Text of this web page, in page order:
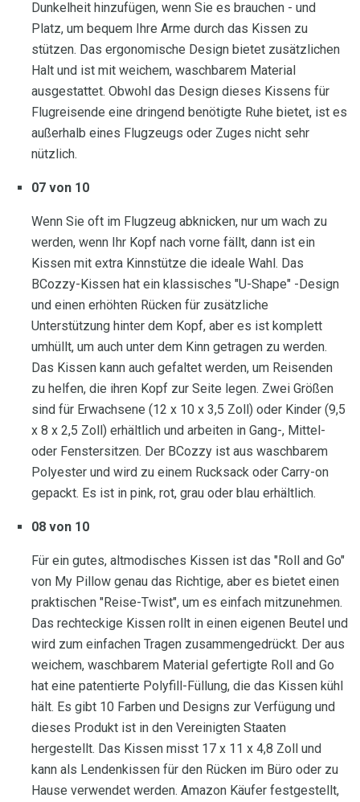
Dunkelheit hinzufügen, wenn Sie es brauchen - und
Platz, um bequem Ihre Arme durch das Kissen zu
stützen. Das ergonomische Design bietet zusätzlichen
Halt und ist mit weichem, waschbarem Material
ausgestattet. Obwohl das Design dieses Kissens für
Flugreisende eine dringend benötigte Ruhe bietet, ist es
außerhalb eines Flugzeugs oder Zuges nicht sehr
nützlich.
07 von 10
Wenn Sie oft im Flugzeug abknicken, nur um wach zu
werden, wenn Ihr Kopf nach vorne fällt, dann ist ein
Kissen mit extra Kinnstütze die ideale Wahl. Das
BCozzy-Kissen hat ein klassisches "U-Shape" -Design
und einen erhöhten Rücken für zusätzliche
Unterstützung hinter dem Kopf, aber es ist komplett
umhüllt, um auch unter dem Kinn getragen zu werden.
Das Kissen kann auch gefaltet werden, um Reisenden
zu helfen, die ihren Kopf zur Seite legen. Zwei Größen
sind für Erwachsene (12 x 10 x 3,5 Zoll) oder Kinder (9,5
x 8 x 2,5 Zoll) erhältlich und arbeiten in Gang-, Mittel-
oder Fenstersitzen. Der BCozzy ist aus waschbarem
Polyester und wird zu einem Rucksack oder Carry-on
gepackt. Es ist in pink, rot, grau oder blau erhältlich.
08 von 10
Für ein gutes, altmodisches Kissen ist das "Roll and Go"
von My Pillow genau das Richtige, aber es bietet einen
praktischen "Reise-Twist", um es einfach mitzunehmen.
Das rechteckige Kissen rollt in einen eigenen Beutel und
wird zum einfachen Tragen zusammengedrückt. Der aus
weichem, waschbarem Material gefertigte Roll and Go
hat eine patentierte Polyfill-Füllung, die das Kissen kühl
hält. Es gibt 10 Farben und Designs zur Verfügung und
dieses Produkt ist in den Vereinigten Staaten
hergestellt. Das Kissen misst 17 x 11 x 4,8 Zoll und
kann als Lendenkissen für den Rücken im Büro oder zu
Hause verwendet werden. Amazon Käufer festgestellt,